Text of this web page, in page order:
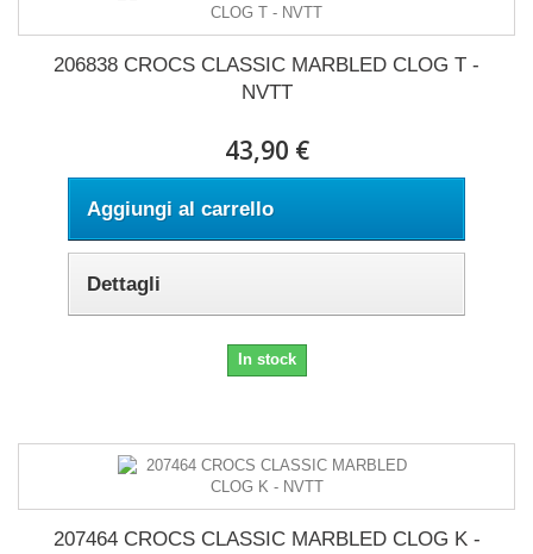
206838 CROCS CLASSIC MARBLED CLOG T -
NVTT
43,90 €
Aggiungi al carrello
Dettagli
In stock
207464 CROCS CLASSIC MARBLED CLOG K -